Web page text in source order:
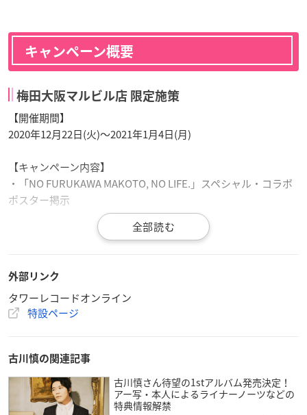
キャンペーン概要
梅田大阪マルビル店 限定施策
【開催期間】
2020年12月22日(火)〜2021年1月4日(月)
【キャンペーン内容】
・「NO FURUKAWA MAKOTO, NO LIFE.」スペシャル・コラボ
ポスター掲示
等身大パネル＆直筆サイン入りエプロン展示
シート発行
キャンペーン期間内に、タワーレコード梅田大阪マルビル店の
店頭で対象商品をご購入の方に「梅田大阪マルビル店限定複製
51／LACA15851）
※後述のタワーレコード全店ver.とはコメントが異なります。
外部リンク
タワーレコードオンライン
特設ページ
古川慎の関連記事
古川慎さん待望の1stアルバム発売決定！
アー写・本人によるライナーノーツなどの
特典情報解禁